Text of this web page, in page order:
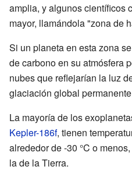
amplia, y algunos científicos
mayor, llamándola "zona de
Si un planeta en esta zona
de carbono en su atmósfera
nubes que reflejarían la luz
glaciación global
La mayoría de los
Kepler-186f, tienen
alrededor de -30 °C o
la de la Tierra.